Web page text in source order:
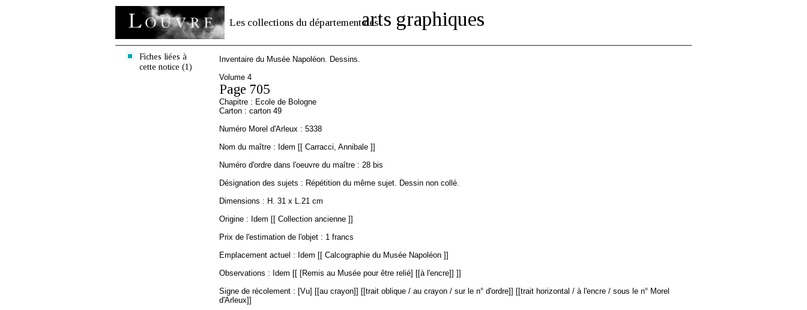
Les collections du département desarts graphiques
Fiches liées à
cette notice (1)
Inventaire du Musée Napoléon. Dessins.
Volume 4
Page 705
Chapitre : Ecole de Bologne
Carton : carton 49
Numéro Morel d'Arleux : 5338
Nom du maître : Idem [[ Carracci, Annibale ]]
Numéro d'ordre dans l'oeuvre du maître : 28 bis
Désignation des sujets : Répétition du même sujet. Dessin non collé.
Dimensions : H. 31 x L.21 cm
Origine : Idem [[ Collection ancienne ]]
Prix de l'estimation de l'objet : 1 francs
Emplacement actuel : Idem [[ Calcographie du Musée Napoléon ]]
Observations : Idem [[ [Remis au Musée pour être relié] [[à l'encre]] ]]
Signe de récolement : [Vu] [[au crayon]] [[trait oblique / au crayon / sur le n° d'ordre]] [[trait horizontal / à l'encre / sous le n° Morel
d'Arleux]]